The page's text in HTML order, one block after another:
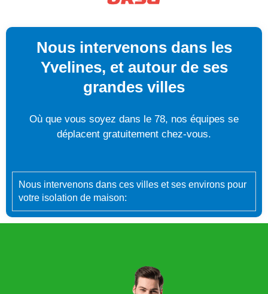
Nous intervenons dans les
Yvelines, et autour de ses
grandes villes
Où que vous soyez dans le 78, nos équipes se
déplacent gratuitement chez-vous.
Nous intervenons dans ces villes et ses environs pour
votre isolation de maison: